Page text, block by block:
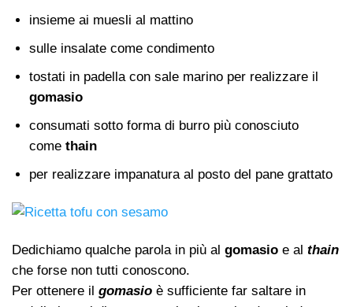
insieme ai muesli al mattino
sulle insalate come condimento
tostati in padella con sale marino per realizzare il
gomasio
consumati sotto forma di burro più conosciuto
come thain
per realizzare impanatura al posto del pane grattato
Dedichiamo qualche parola in più al gomasio e al thain
che forse non tutti conoscono.
Per ottenere il gomasio è sufficiente far saltare in